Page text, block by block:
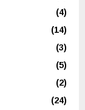
(4)
(14)
(3)
(5)
(2)
(24)